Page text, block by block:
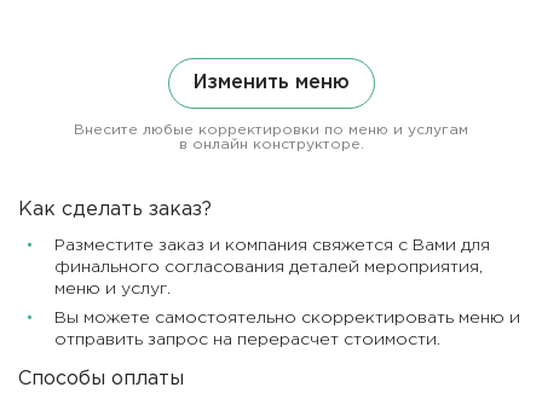
Изменить меню
Внесите любые корректировки по меню и услугам
в онлайн конструкторе.
Как сделать заказ?
Разместите заказ и компания свяжется с Вами для
финального согласования деталей мероприятия,
меню и услуг.
Вы можете самостоятельно скорректировать меню и
отправить запрос на перерасчет стоимости.
Способы оплаты